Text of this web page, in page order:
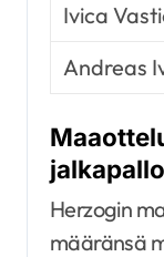
Ivica
Andreas
Herzogin
määränsä